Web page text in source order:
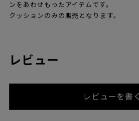
ンをあわせもったアイテムです。
クッションのみの販売となります。
レビュー
レビューを書く